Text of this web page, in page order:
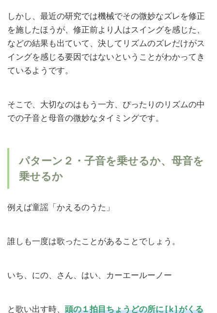
しかし、最近の研究では機械でその微妙なズレを修正
を施したほうが、修正前より人はスイングを感じた、
などの結果も出ていて、決してリズムのズレだけがス
イングを感じる要因ではないということがわかってき
ているようです。
そこで、大切なのはもう一方、ぴったりのリズムの中
での子音と母音の微妙なタイミングです。
パターン２・子音を乗せるか、母音を
乗せるか
例えば童謡「かえるのうた」
誰しも一度は歌ったことがあることでしょう。
いち、にの、さん、はい、カーエールーノー
と歌い出す時、 頭の１拍目ちょうどの所に[ k ]がくる